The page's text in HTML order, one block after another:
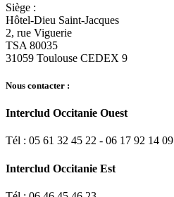
Siège :
Hôtel-Dieu Saint-Jacques
2, rue Viguerie
TSA 80035
31059 Toulouse CEDEX 9
Nous contacter :
Interclud Occitanie Ouest
Tél : 05 61 32 45 22 - 06 17 92 14 09
Interclud Occitanie Est